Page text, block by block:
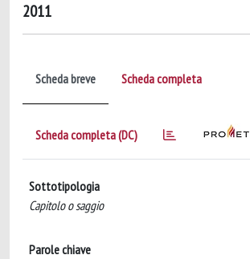
2011
Scheda breve Scheda completa
Scheda completa (DC)
Sottotipologia
Capitolo o saggio
Parole chiave